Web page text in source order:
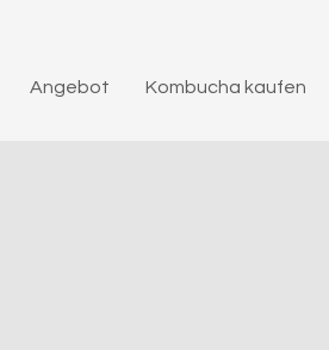
Angebot Kombucha kaufen